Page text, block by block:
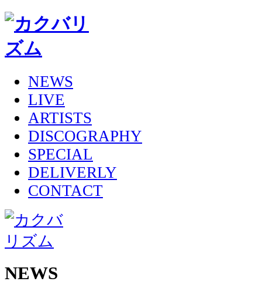
NEWS
LIVE
ARTISTS
DISCOGRAPHY
SPECIAL
DELIVERLY
CONTACT
NEWS